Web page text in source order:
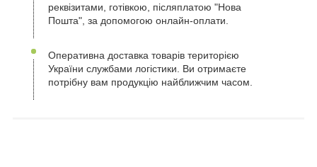
реквізитами, готівкою, післяплатою "Нова
Пошта", за допомогою онлайн-оплати.
Оперативна доставка товарів територією
України службами логістики. Ви отримаєте
потрібну вам продукцію найближчим часом.